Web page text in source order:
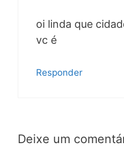
oi linda que
vc é
Responder
Deixe um